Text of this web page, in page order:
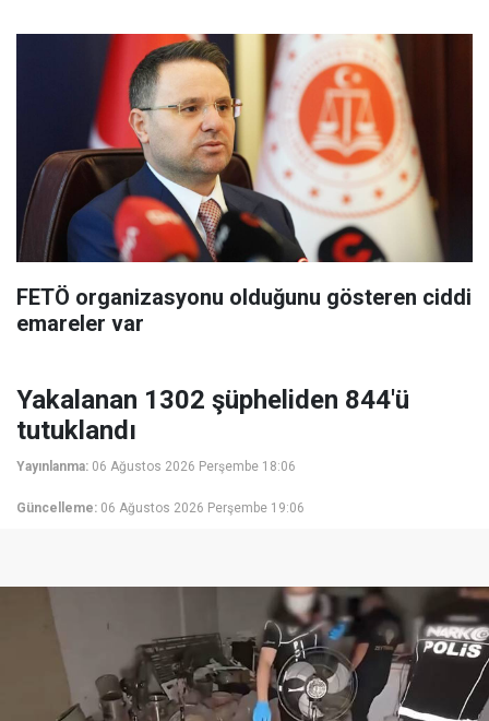
FETÖ organizasyonu olduğunu gösteren ciddi
emareler var
Yakalanan 1302 şüpheliden 844'ü
tutuklandı
Yayınlanma: 06 Ağustos 2026 Perşembe 18:06
Güncelleme: 06 Ağustos 2026 Perşembe 19:06